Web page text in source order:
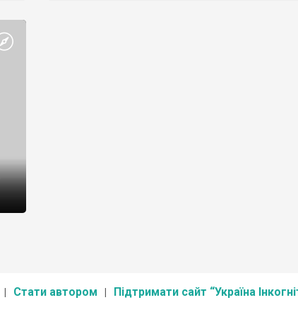
Стати автором Підтримати сайт “Україна